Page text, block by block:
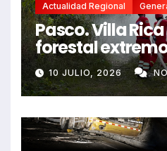
Actualidad Regional
Pasco. Villa
forestal
fallecidos y
10 JULIO, 2026